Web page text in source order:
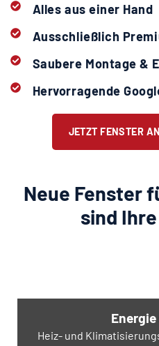
Alles aus einer Hand
Ausschließlich
Saubere Montage &
Hervorragende
JETZT FENSTER
Neue Fenster
sind
Heiz- und